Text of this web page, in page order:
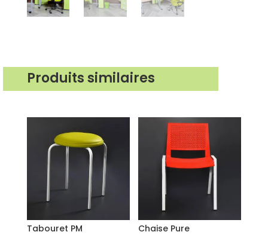
Produits similaires
Tabouret PM
Chaise Pure